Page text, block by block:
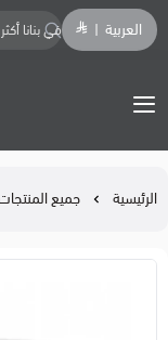
العربية
الرئيسية جميع المنتجات